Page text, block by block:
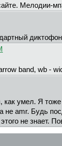
Мелодии-
band, wb -
как умел. Я
не amr. Будь
этого не знает.